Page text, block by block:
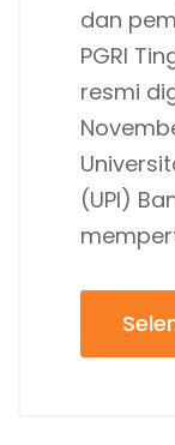
dan
PGRI
resmi
(UPI)